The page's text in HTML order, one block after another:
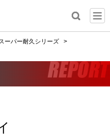
ーパー耐久シリーズ
>